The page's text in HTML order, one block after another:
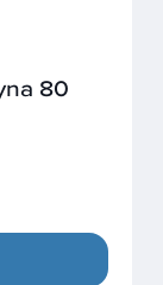
80